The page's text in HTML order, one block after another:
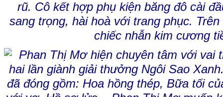
rũ. Cô kết hợp phụ kiện băng đô cài
sang trọng, hài hoà với trang phục.
chiếc nhẫn kim cương